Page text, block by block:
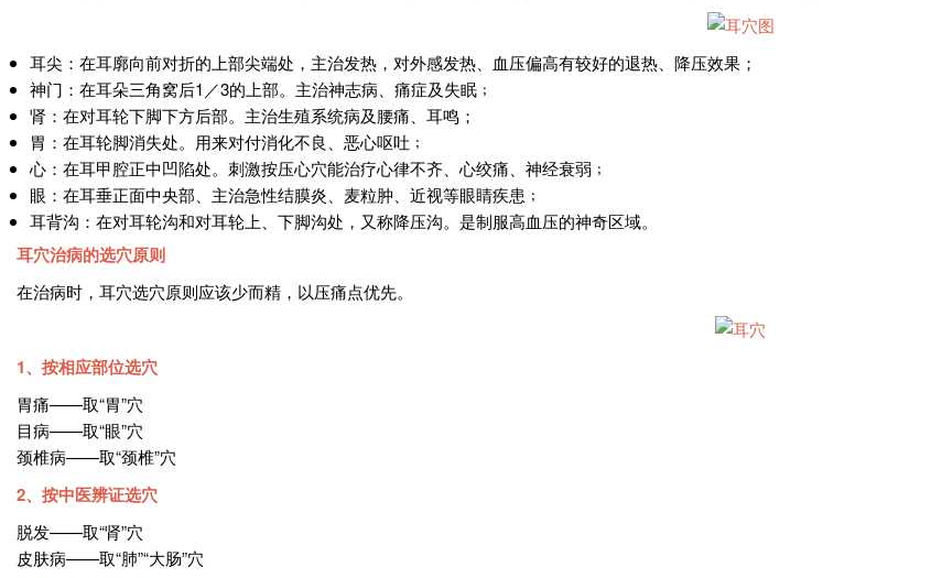
耳尖：在耳廓向前对折的上部尖端处，主治发热，对外感发热、血压偏高有较好的退热、降压效果；
神门：在耳朵三角窝后1／3的上部。主治神志病、痛症及失眠﹔
肾：在对耳轮下脚下方后部。主治生殖系统病及腰痛、耳鸣；
胃：在耳轮脚消失处。用来对付消化不良、恶心呕吐﹔
心：在耳甲腔正中凹陷处。刺激按压心穴能治疗心律不齐、心绞痛、神经衰弱﹔
眼：在耳垂正面中央部、主治急性结膜炎、麦粒肿、近视等眼睛疾患﹔
耳背沟：在对耳轮沟和对耳轮上、下脚沟处，又称降压沟。是制服高血压的神奇区域。
耳穴治病的选穴原则
在治病时，耳穴选穴原则应该少而精，以压痛点优先。
1、按相应部位选穴
胃痛——取“胃”穴
目病——取“眼”穴
颈椎病——取“颈椎”穴
2、按中医辨证选穴
脱发——取“肾”穴
皮肤病——取“肺”“大肠”穴